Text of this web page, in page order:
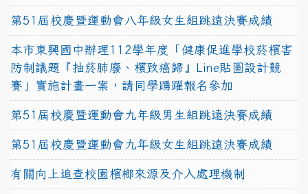
第51屆校慶暨運動會八年級女生組跳遠決賽成績
本市東興國中辦理112學年度「健康促進學校菸檳害
防制議題『抽菸肺廢、檳致癌歸』Line貼圖設計競
賽」實施計畫一案，請同學踴躍報名參加
第51屆校慶暨運動會九年級男生組跳遠決賽成績
第51屆校慶暨運動會九年級女生組跳遠決賽成績
有關向上追查校園檳榔來源及介入處理機制